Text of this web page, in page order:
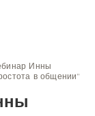
Инны
в общении"